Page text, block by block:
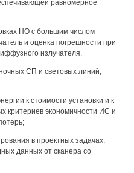
равномерное
НО с большим числом
и оценка погрешности при
излучателя.
СП и световых линий,
к стоимости установки и к
критериев экономичности ИС и
в проектных задачах,
данных от сканера со